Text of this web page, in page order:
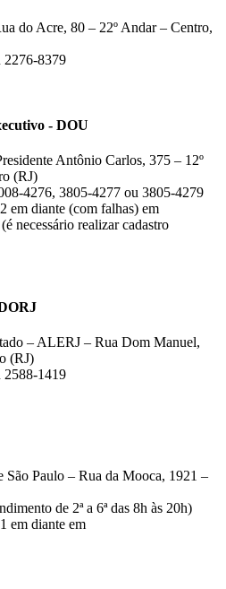
do Acre, 80 – 22º Andar – Centro,
2276-8379
- DOU
Antônio Carlos, 375 – 12º
(RJ)
4276, 3805-4277 ou 3805-4279
em diante (com falhas) em
(é necessário realizar cadastro
– ALERJ – Rua Dom Manuel,
(RJ)
2588-1419
São Paulo – Rua da Mooca, 1921 –
de 2ª a 6ª das 8h às 20h)
em diante em